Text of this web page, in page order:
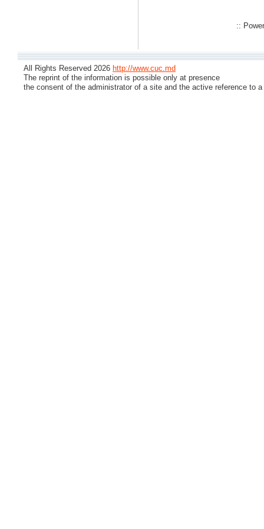
::
All Rights Reserved 2026 http://www.cuc.md
The reprint of the information is possible only at presence
the consent of the administrator of a site and the active reference to